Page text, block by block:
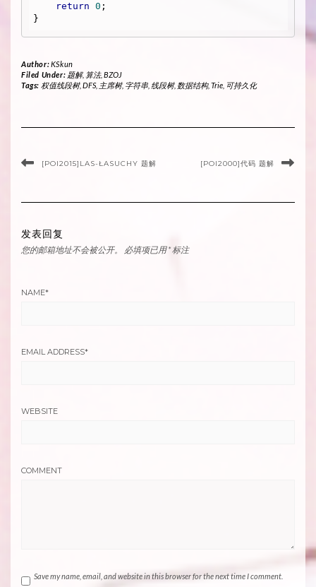
return 0 ;
Author:KSkun
Filed Under: 题解, 算法, BZOJ
Tags: 权值线段树, DFS, 主席树, 字符串, 线段树, 数据结构, Trie, 可持久化
[POI2015]LAS-ŁASUCHY 题解 [POI2000]代码 题解
发表回复
您的邮箱地址不会被公开。 必填项已用*标注
NAME*
EMAIL ADDRESS*
WEBSITE
COMMENT
Save my name, email, and website in this browser for the next time I comment.